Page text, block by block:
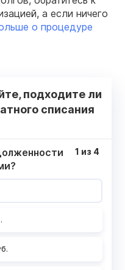
а если ничего
о процедуре
подходите ли
списания
1 из 4